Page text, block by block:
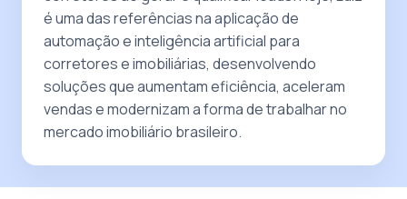
é uma das referências na aplicação de
automação e inteligência artificial para
corretores e imobiliárias, desenvolvendo
soluções que aumentam eficiência, aceleram
vendas e modernizam a forma de trabalhar no
mercado imobiliário brasileiro.